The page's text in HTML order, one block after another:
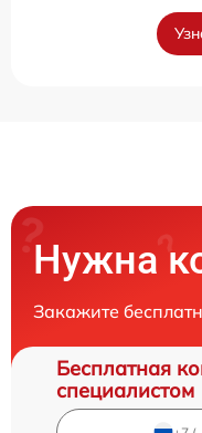
Нужна
Закажите
Бесплатная
специалистом